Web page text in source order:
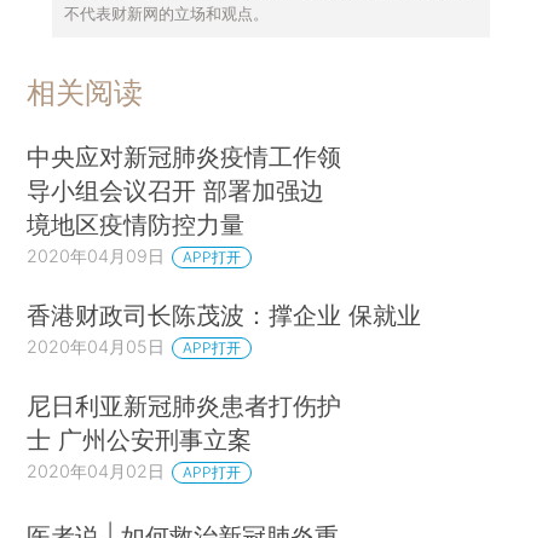
不代表财新网的立场和观点。
相关阅读
中央应对新冠肺炎疫情工作领
导小组会议召开 部署加强边
境地区疫情防控力量
2020年04月09日 APP打开
香港财政司长陈茂波：撑企业 保就业
2020年04月05日 APP打开
尼日利亚新冠肺炎患者打伤护
士 广州公安刑事立案
2020年04月02日 APP打开